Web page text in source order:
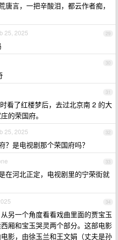
唐言，一把辛酸泪，都云作者痴，
29
25, 2025
30
31
看了红楼梦后，去过北京南 2 的大
的荣国府。
32
25, 2025
？是电视剧那个荣国府吗？
33
在河北正定，电视剧里的宁荣街就
34
另一个角度看看戏曲里面的贾宝玉
厢和宝玉哭灵两个部分。这部电影
影，由徐玉兰和王文娟（丈夫是孙